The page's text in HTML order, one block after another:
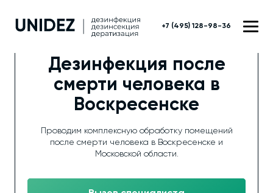
+7 (495) 128-98-36
Дезинфекция после
смерти человека в
Воскресенске
Проводим комплексную обработку помещений
после смерти человека в Воскресенске и
Московской области.